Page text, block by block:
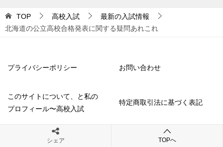
TOP 高校入試
最新の入試情報
北海道の公立高校合格発表に関する疑問あれこれ
プライバシーポリシー お問い合わせ
このサイトについて、と私の
プロフィール〜高校入試
特定商取引法に基づく表記
© 2018 札幌えでゅ
シェア TOPへ